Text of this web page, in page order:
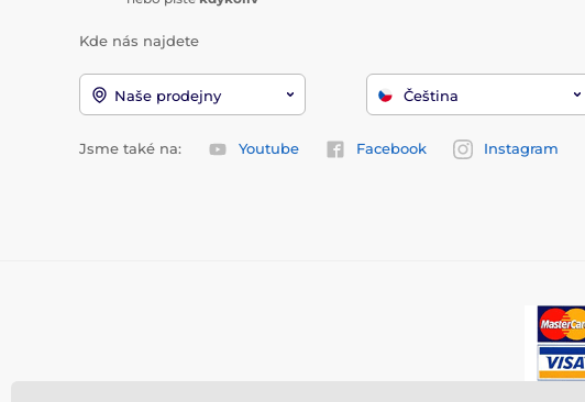
Kde nás najdete
Naše prodejny Čeština
Jsme také na: Youtube Facebook Instagram